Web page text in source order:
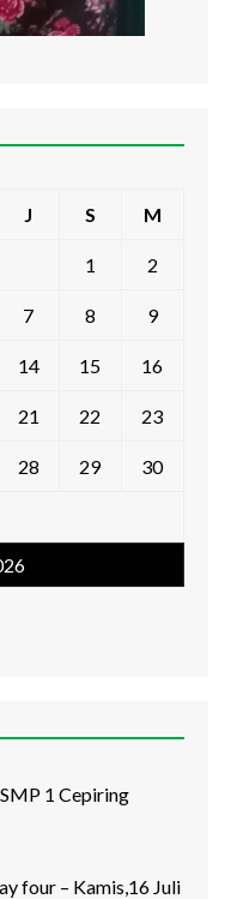
J S M
1 2
7 8 9
14 15 16
21 22 23
28 29 30
1 Cepiring
four – Kamis,16 Juli